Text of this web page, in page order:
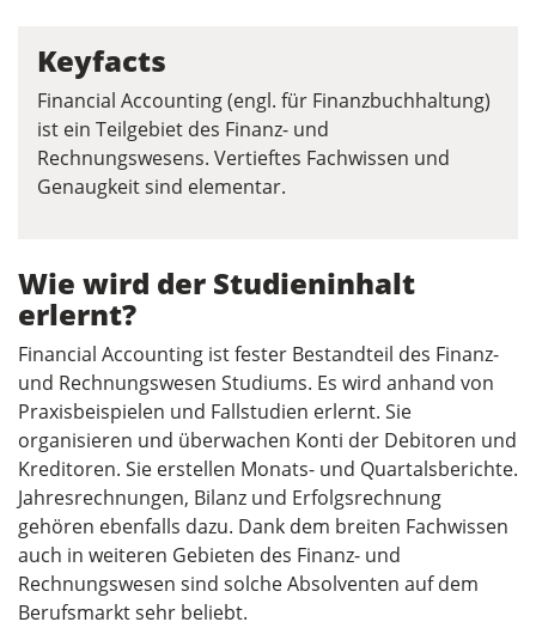
Keyfacts
Financial Accounting (engl. für Finanzbuchhaltung)
ist ein Teilgebiet des Finanz- und
Rechnungswesens. Vertieftes Fachwissen und
Genaugkeit sind elementar.
Wie wird der Studieninhalt
erlernt?
Financial Accounting ist fester Bestandteil des Finanz-
und Rechnungswesen Studiums. Es wird anhand von
Praxisbeispielen und Fallstudien erlernt. Sie
organisieren und überwachen Konti der Debitoren und
Kreditoren. Sie erstellen Monats- und Quartalsberichte.
Jahresrechnungen, Bilanz und Erfolgsrechnung
gehören ebenfalls dazu. Dank dem breiten Fachwissen
auch in weiteren Gebieten des Finanz- und
Rechnungswesen sind solche Absolventen auf dem
Berufsmarkt sehr beliebt.